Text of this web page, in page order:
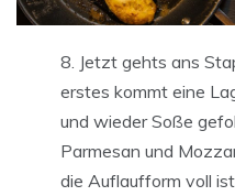
Jetzt gehts ans
erstes kommt eine
und wieder Soße
Parmesan und
die Auflaufform voll